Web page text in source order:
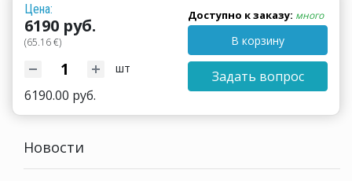
Цена:
6190 руб.
(65.16 €)
шт
6190.00 руб.
Доступно к заказу: много
В корзину
Задать вопрос
Новости